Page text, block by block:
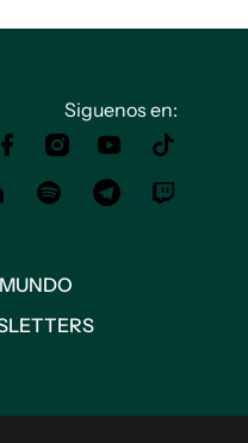
Siguenos en:
MUNDO